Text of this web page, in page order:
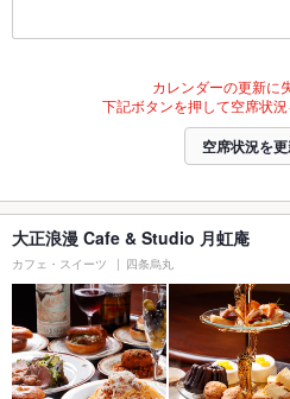
カレンダーの更新に
下記ボタンを押して空席状況
空席状況を
大正浪漫 Cafe & Studio 月虹庵
カフェ・スイーツ 四条烏丸